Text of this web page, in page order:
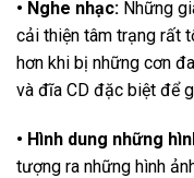
• Nghe nhạc: Những
cải thiện tâm trạng rất
hơn khi bị những cơn
và đĩa CD đặc biệt để
• Hình dung những
tượng ra những hình